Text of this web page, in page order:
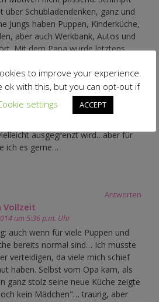
über Schubladendenken, ganz und
Jungs haben Puppen, Kinderküche,
aber auch Werkbank, Autos und
Mit dem Papa wurde letztens
4 1/2 und die rosa Phase flacht
Pyjama mit Schmetterlingen trägt
noch gerne. Ich tu mich ein bisschen
Öffentlichkeit "mädchenrosa"
ausgegrenzt wird…aber für
ich es gerne…
Antworten
Vollzeit
um 5:36 p.m. Uhr
auch wenn für viele Puppen und
bereits normal sind… Ich musste
verteidigen, da viele mich schief
haben. Selbst vom Opa kam, als
ganz stolz seine neue Küche zeigte
kein Mädchen"… traurig, aber
to improve your experience.
ok with this, but you can opt-out if
settings ACCEPT